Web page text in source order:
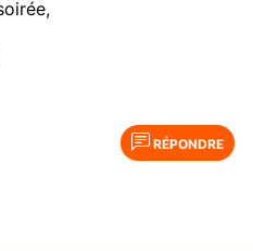
RÉPONDRE